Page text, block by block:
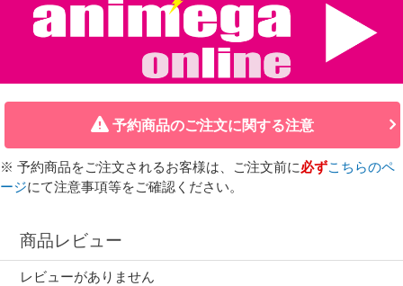
予約商品のご注文に関する注意
※ 予約商品をご注文されるお客様は、ご注文前に必ずこちらのペ
ージにて注意事項等をご確認ください。
商品レビュー
レビューがありません